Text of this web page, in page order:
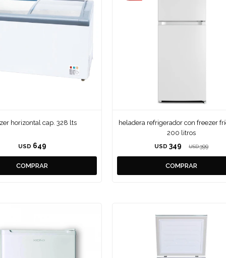
horizontal cap. 328 lts
USD 649
heladera refrigerador con freezer
200 litros
USD 349 USD 399